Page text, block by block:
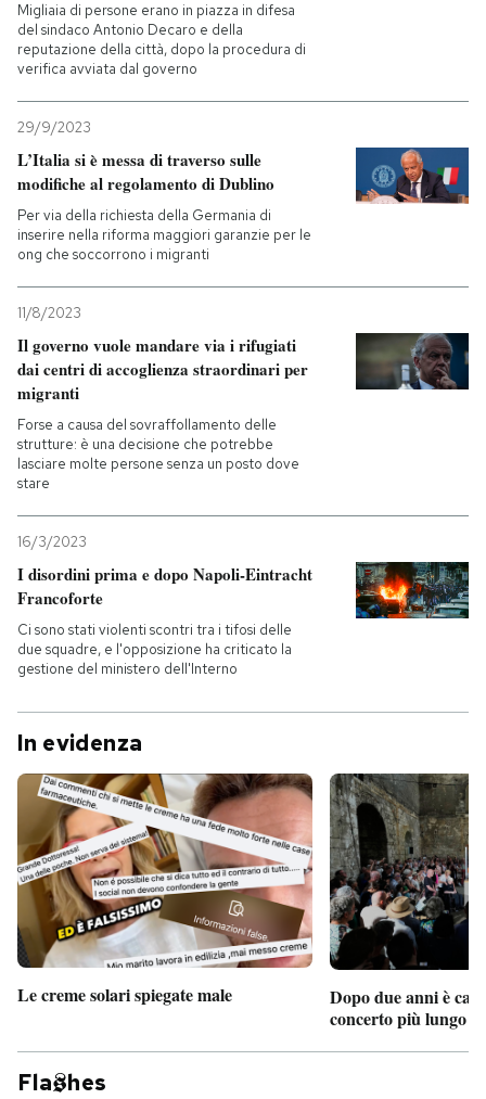
Migliaia di persone erano in piazza in difesa
del sindaco Antonio Decaro e della
reputazione della città, dopo la procedura di
verifica avviata dal governo
29/9/2023
L’Italia si è messa di traverso sulle
modifiche al regolamento di Dublino
Per via della richiesta della Germania di
inserire nella riforma maggiori garanzie per le
ong che soccorrono i migranti
11/8/2023
Il governo vuole mandare via i rifugiati
dai centri di accoglienza straordinari per
migranti
Forse a causa del sovraffollamento delle
strutture: è una decisione che potrebbe
lasciare molte persone senza un posto dove
stare
16/3/2023
I disordini prima e dopo Napoli-Eintracht
Francoforte
Ci sono stati violenti scontri tra i tifosi delle
due squadre, e l'opposizione ha criticato la
gestione del ministero dell'Interno
In evidenza
Le creme solari spiegate male
Dopo due anni è
concerto più lungo
Fla hes